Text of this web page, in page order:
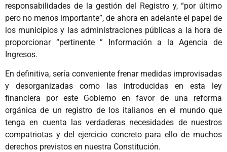
responsabilidades de la gestión del Registro y, “por último
pero no menos importante”, de ahora en adelante el papel de
los municipios y las administraciones públicas a la hora de
proporcionar “pertinente ” Información a la Agencia de
Ingresos.
En definitiva, sería conveniente frenar medidas improvisadas
y desorganizadas como las introducidas en esta ley
financiera por este Gobierno en favor de una reforma
orgánica de un registro de los italianos en el mundo que
tenga en cuenta las verdaderas necesidades de nuestros
compatriotas y del ejercicio concreto para ello de muchos
derechos previstos en nuestra Constitución.